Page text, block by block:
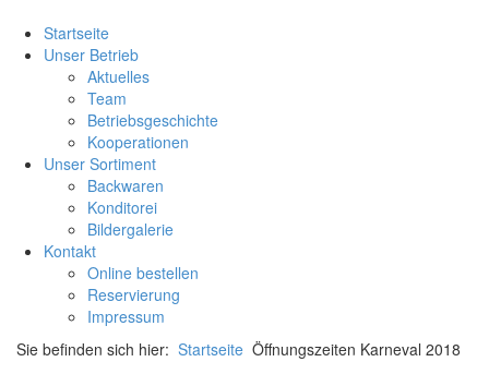
Startseite
Unser Betrieb
Aktuelles
Team
Betriebsgeschichte
Kooperationen
Unser Sortiment
Backwaren
Konditorei
Bildergalerie
Kontakt
Online bestellen
Reservierung
Impressum
Sie befinden sich hier: Startseite Öffnungszeiten Karneval 2018